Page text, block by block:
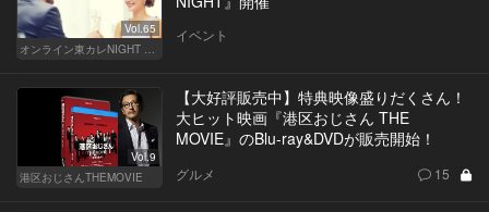
Vol.65
オンライン東カレNIGHT イベント募集
イベント
Vol.9
港区おじさんTHEMOVIE
【大好評販売中】特典映像盛りだくさん！
大ヒット映画『港区おじさん THE
MOVIE』のBlu-ray&DVDが販売開始！
グルメ 15